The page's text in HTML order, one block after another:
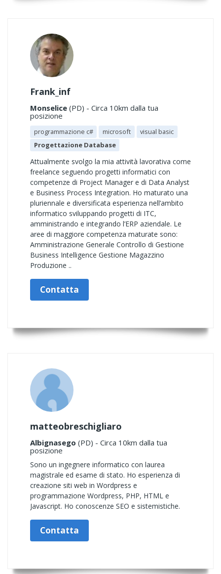
Frank_inf
Monselice (PD) - Circa 10km dalla tua
posizione
programmazione c# microsoft
visual basic
Progettazione Database
Attualmente svolgo la mia attività lavorativa come
freelance seguendo progetti informatici con
competenze di Project Manager e di Data Analyst
e Business Process Integration. Ho maturato una
pluriennale e diversificata esperienza nell’ambito
informatico sviluppando progetti di ITC,
amministrando e integrando l’ERP aziendale. Le
aree di maggiore competenza maturate sono:
Amministrazione Generale Controllo di Gestione
Business Intelligence Gestione Magazzino
Produzione ..
Contatta
matteobreschigliaro
Albignasego (PD) - Circa 10km dalla tua
posizione
Sono un ingegnere informatico con laurea
magistrale ed esame di stato. Ho esperienza di
creazione siti web in Wordpress e
programmazione Wordpress, PHP, HTML e
Javascript. Ho conoscenze SEO e sistemistiche.
Contatta